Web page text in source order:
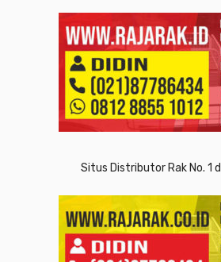
Situs Distributor Rak No. 1